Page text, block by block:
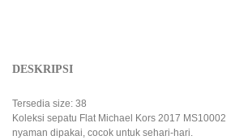
DESKRIPSI
Tersedia size: 38
Koleksi sepatu Flat Michael Kors 2017 MS10002
nyaman dipakai, cocok untuk sehari-hari.